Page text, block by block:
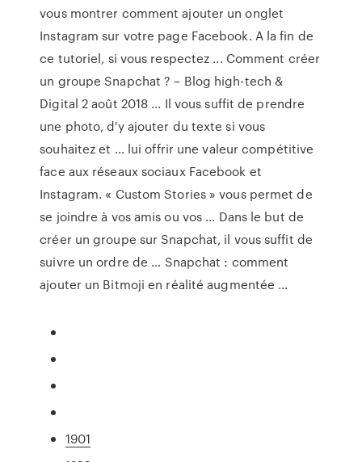
vous montrer comment ajouter un onglet
Instagram sur votre page Facebook. A la fin de
ce tutoriel, si vous respectez ... Comment créer
un groupe Snapchat ? – Blog high-tech &
Digital 2 août 2018 ... Il vous suffit de prendre
une photo, d'y ajouter du texte si vous
souhaitez et ... lui offrir une valeur compétitive
face aux réseaux sociaux Facebook et
Instagram. « Custom Stories » vous permet de
se joindre à vos amis ou vos ... Dans le but de
créer un groupe sur Snapchat, il vous suffit de
suivre un ordre de ... Snapchat : comment
ajouter un Bitmoji en réalité augmentée ...
1901